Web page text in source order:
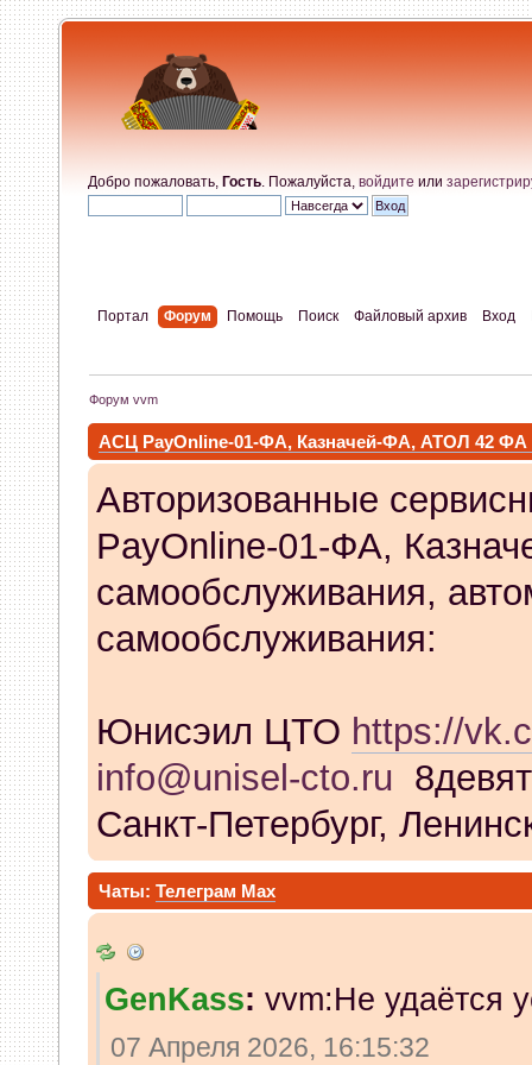
Добро пожаловать, Гость . Пожалуйста, войдите или
Портал Форум Помощь Поиск Файловый архив Вход
Форум vvm
АСЦ PayOnline-01-ФА, Казначей-ФА, АТОЛ 42 ФА
Авторизованные
PayOnline-01-ФА,
самообслуживания,
самообслуживания:
Юнисэил ЦТО https://
info@unisel-cto.ru
Санкт-Петербург,
Чаты:Телеграм Max
GenKass: vvm:Не удаётся
07 Апреля 2026, 16:15:32